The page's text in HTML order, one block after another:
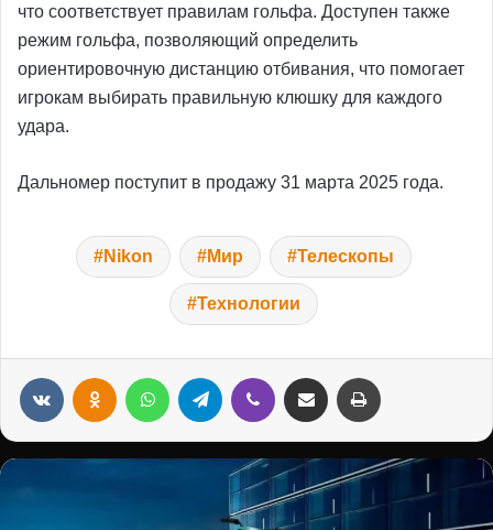
что соответствует правилам гольфа. Доступен также
режим гольфа, позволяющий определить
ориентировочную дистанцию отбивания, что помогает
игрокам выбирать правильную клюшку для каждого
удара.
Дальномер поступит в продажу 31 марта 2025 года.
Nikon Мир Телескопы
Технологии
VKontakteOdnoklassniki
WhatsApp Telegram Viber Переслать на e-mail